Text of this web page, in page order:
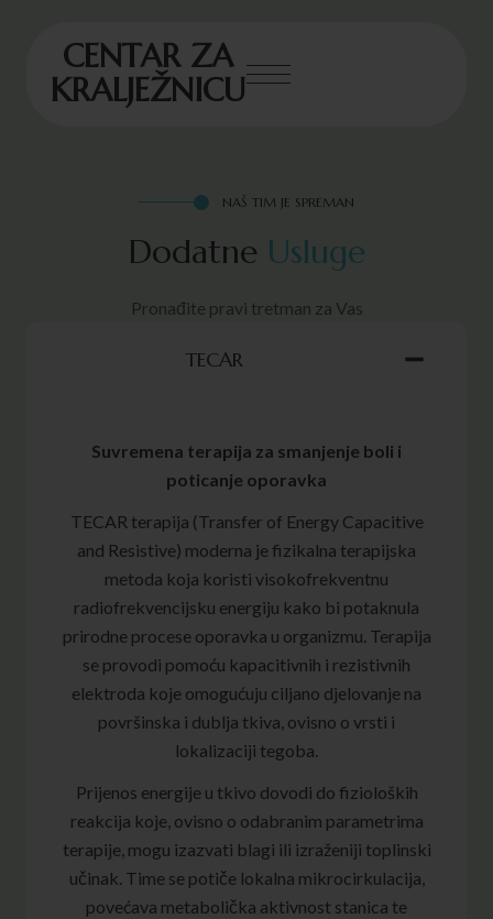
CENTAR ZA
KRALJEŽNICU
NAŠ TIM JE SPREMAN
Dodatne Usluge
Pronađite pravi tretman za Vas
TECAR
Suvremena terapija za smanjenje boli i
poticanje oporavka
TECAR terapija (Transfer of Energy Capacitive
and Resistive) moderna je fizikalna terapijska
metoda koja koristi visokofrekventnu
radiofrekvencijsku energiju kako bi potaknula
prirodne procese oporavka u organizmu. Terapija
se provodi pomoću kapacitivnih i rezistivnih
elektroda koje omogućuju ciljano djelovanje na
površinska i dublja tkiva, ovisno o vrsti i
lokalizaciji tegoba.
Prijenos energije u tkivo dovodi do fizioloških
reakcija koje, ovisno o odabranim parametrima
terapije, mogu izazvati blagi ili izraženiji toplinski
učinak. Time se potiče lokalna mikrocirkulacija,
povećava metabolička aktivnost stanica te